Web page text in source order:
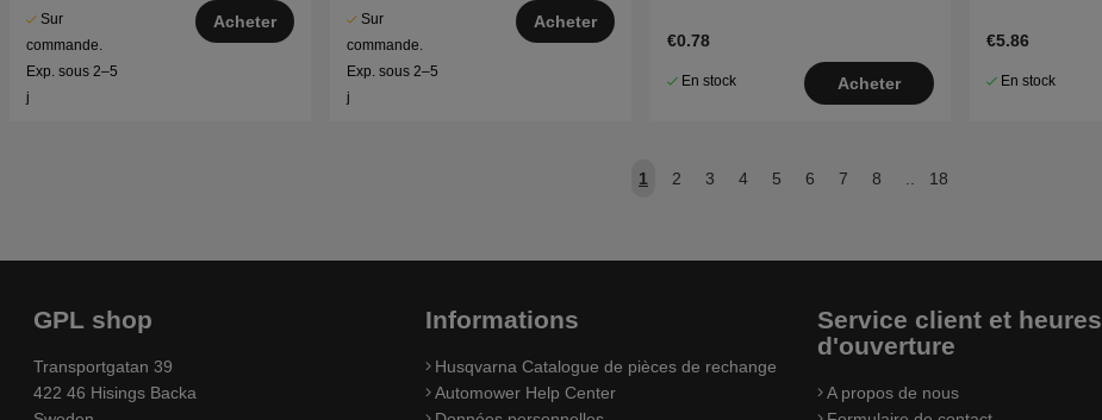
Sur
commande.
Exp. sous 2–5
j
Acheter
Sur
commande.
Exp. sous 2–5
j
Acheter
€0.78
En stock Acheter
€5.86
En stock
1 2 3 4 5 6 7 8 .. 18
GPL shop
Transportgatan 39
422 46 Hisings Backa
Informations
Husqvarna Catalogue de pièces de rechange
Automower Help Center
Service client et heures
d'ouverture
A propos de nous